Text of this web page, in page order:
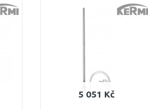
5 051 Kč